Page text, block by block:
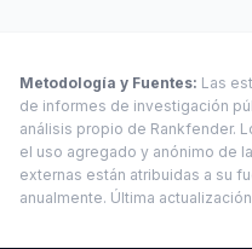
Metodología y Fuentes: Las
de informes de investigación
análisis propio de Rankfender.
el uso agregado y anónimo de
externas están atribuidas a su
anualmente. Última